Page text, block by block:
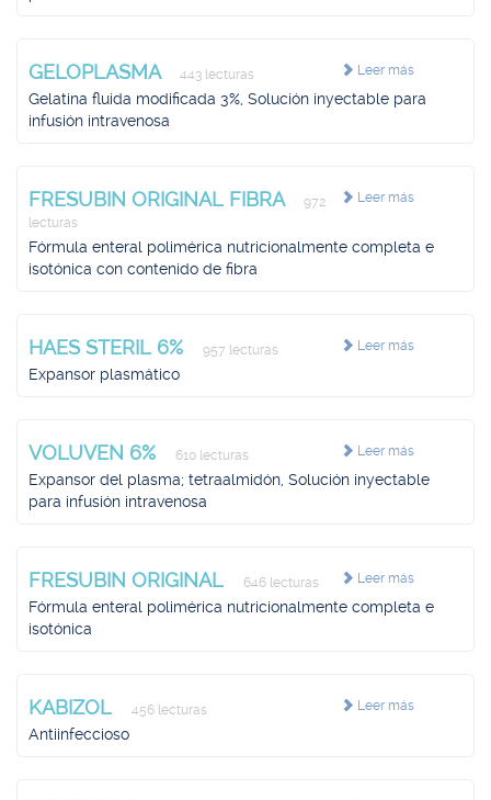
Leer más
GELOPLASMA 443 lecturas
Gelatina fluida modificada 3%, Solución inyectable para
infusión intravenosa
Leer más
FRESUBIN ORIGINAL FIBRA
972
lecturas
Fórmula enteral polimérica nutricionalmente completa e
isotónica con contenido de fibra
Leer más
HAES STERIL 6% 957 lecturas
Expansor plasmático
Leer más
VOLUVEN 6% 610 lecturas
Expansor del plasma; tetraalmidón, Solución inyectable
para infusión intravenosa
Leer más
FRESUBIN ORIGINAL 646 lecturas
Fórmula enteral polimérica nutricionalmente completa e
isotónica
Leer más
KABIZOL 456 lecturas
Antiinfeccioso